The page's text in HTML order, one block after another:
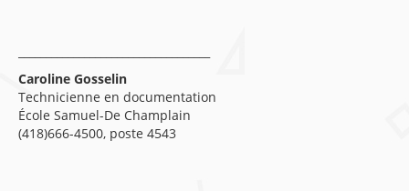
Caroline Gosselin
Technicienne en documentation
École Samuel-De Champlain
(418)666-4500, poste 4543